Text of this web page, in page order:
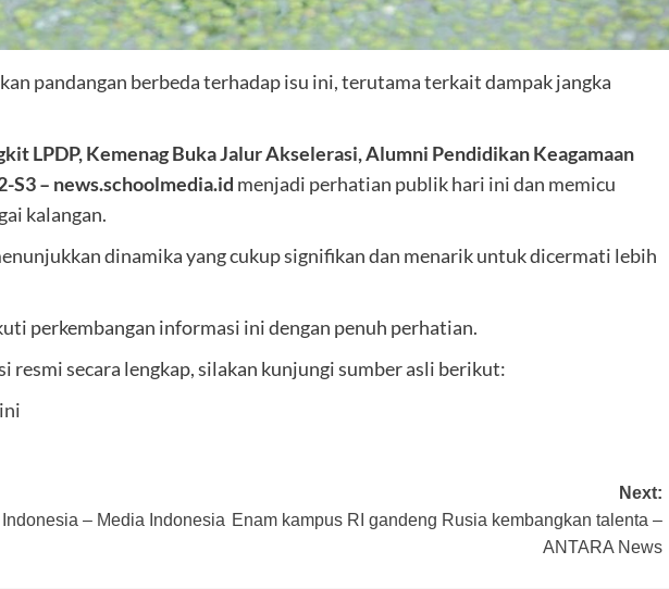
pandangan berbeda terhadap isu ini, terutama terkait dampak jangka
LPDP, Kemenag Buka Jalur Akselerasi, Alumni Pendidikan Keagamaan
S3 – news.schoolmedia.id menjadi perhatian publik hari ini dan memicu
kalangan.
dinamika yang cukup signifikan dan menarik untuk dicermati lebih
perkembangan informasi ini dengan penuh perhatian.
resmi secara lengkap, silakan kunjungi sumber asli berikut:
– Media Indonesia
Next:
Enam kampus RI gandeng Rusia kembangkan talenta –
ANTARA News